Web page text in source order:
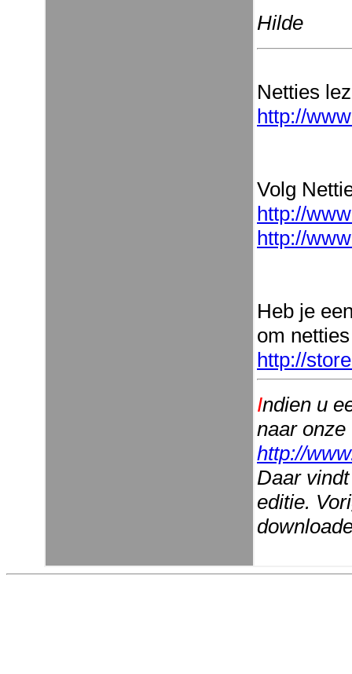
Hilde
Netties
http://
Volg
http://
http://
Heb je
om
http://
Indien u
naar
http://
Daar
editie.